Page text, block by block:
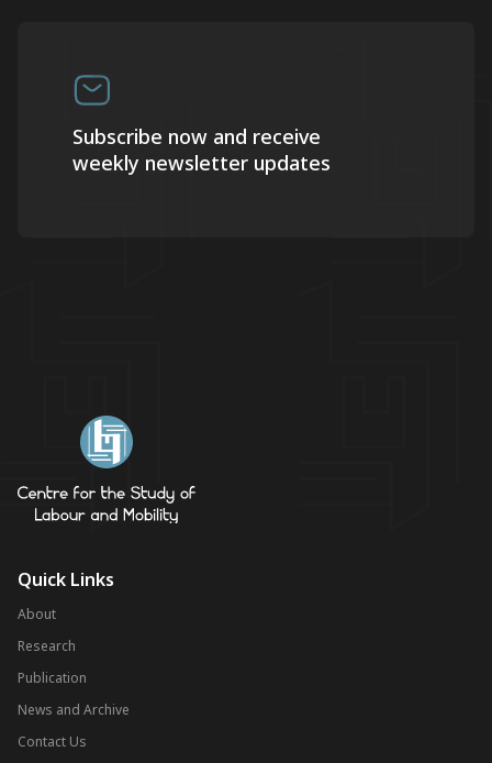
Subscribe now and receive
weekly newsletter updates
Quick Links
About
Research
Publication
News and Archive
Contact Us